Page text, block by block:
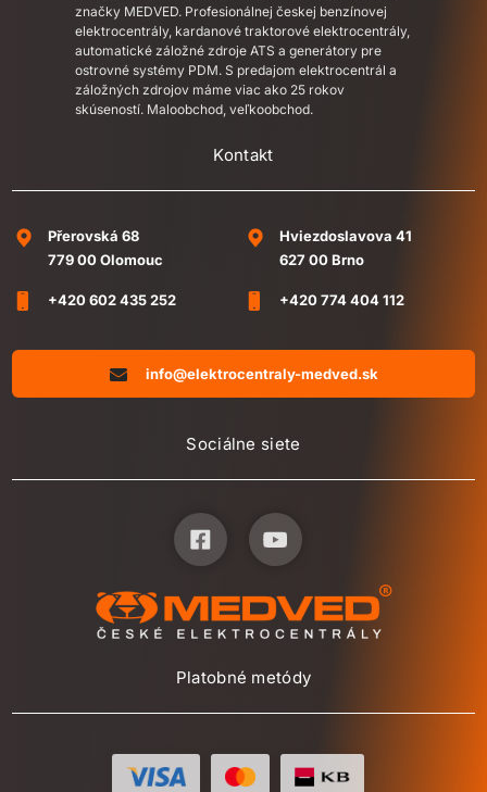
značky MEDVED. Profesionálnej českej benzínovej
elektrocentrály, kardanové traktorové elektrocentrály,
automatické záložné zdroje ATS a generátory pre
ostrovné systémy PDM. S predajom elektrocentrál a
záložných zdrojov máme viac ako 25 rokov
skúseností. Maloobchod, veľkoobchod.
Kontakt
Přerovská 68
779 00 Olomouc
+420 602 435 252
Hviezdoslavova 41
627 00 Brno
+420 774 404 112
info@elektrocentraly-medved.sk
Sociálne siete
Platobné metódy